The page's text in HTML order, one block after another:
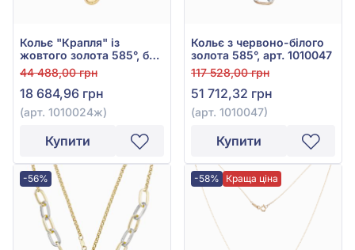
Кольє "Крапля" із
жовтого золота 585°, без
вставки, арт. 1010024ж
44 488,00 грн
18 684,96 грн
(арт. 1010024ж)
Купити
Кольє з червоно-білого
золота 585°, арт. 1010047
117 528,00 грн
51 712,32 грн
(арт. 1010047)
Купити
-56% -58% Краща ціна